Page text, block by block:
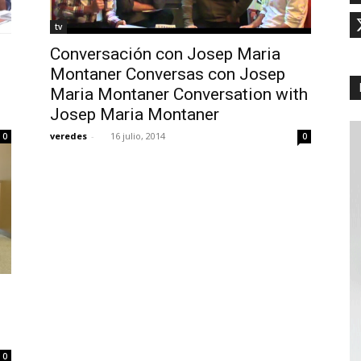
0
tv
Conversación con Josep Maria
Montaner Conversas con Josep
Maria Montaner Conversation with
Josep Maria Montaner
veredes - 16 julio, 2014 0
0